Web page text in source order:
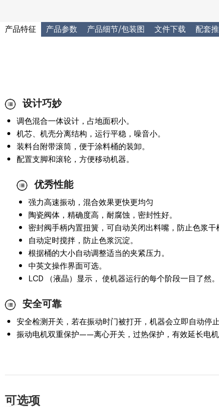
产品特征 产品参数 产品细节/包装图 文件下载 配套
设计巧妙
调色混合一体设计，占地面积小。
机芯、机壳分离结构，运行平稳，噪音小。
装料台附带滚筒，便于涂料桶的装卸。
配置支脚和滚轮，方便移动机器。
优秀性能
强力高速振动，混合效果更快更均匀
陶瓷阀体，精确度高，耐腐蚀，密封性好。
密封阀手柄内置扭簧，可自动关闭出料嘴，防止色浆干
自动定时搅拌，防止色浆沉淀。
根据桶的大小自动调整适当的夹紧压力。
中英文操作界面可选。
LCD （液晶）显示， 使机器运行的每个阶段一目了然。
安全可靠
安全检测开关，若在振动时门被打开，机器会立即自动停
振动电机双重保护——离心开关，过热保护，有效延长电
可选项